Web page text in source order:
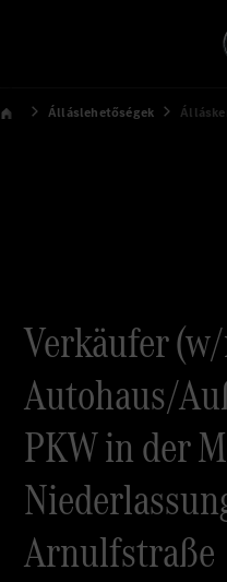
Álláslehetőségek
Verkäufer
Autohaus/
PKW in der
Arnulfstraße